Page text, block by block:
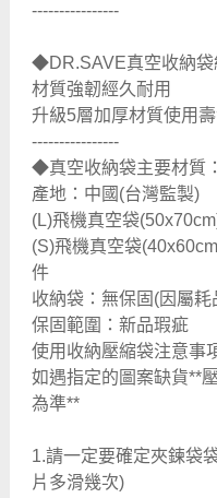
----------------
◆DR.SAVE真空收納袋
材質強韌經久耐用
升級5層加厚材質使用
----------------
◆真空收納袋主要材質
產地：中國(台灣監製)
(L)飛機真空袋
(S)飛機真空袋
件
收納袋：無保固(因屬耗
保固範圍：新品瑕疵
使用收納壓縮袋注意事
如遇指定的圖案缺貨**
為準**
1.請一定要確定夾鍊袋
片多滑幾次)